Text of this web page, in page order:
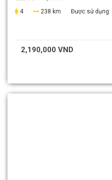
4
238 km Được sử dụng:
2,190,000 VND